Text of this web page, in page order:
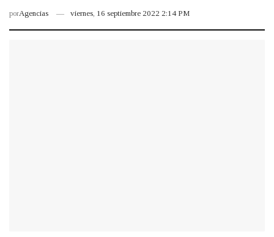
porAgencias viernes, 16 septiembre 2022 2:14 PM